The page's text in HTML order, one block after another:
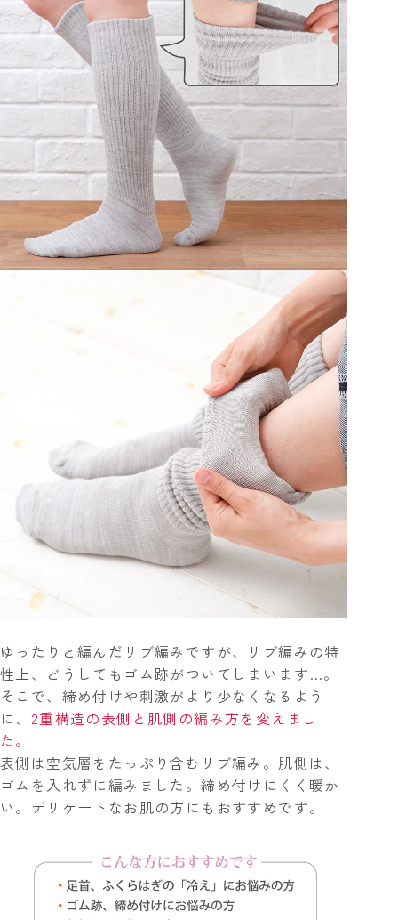
ゆったりと編んだリブ編みですが、リブ編みの特
性上、どうしてもゴム跡がついてしまいます…。
そこで、締め付けや刺激がより少なくなるよう
に、 2重構造の表側と肌側の編み方を変えまし
た。
表側は空気層をたっぷり含むリブ編み。肌側は、
ゴムを入れずに編みました。締め付けにくく暖か
い。デリケートなお肌の方にもおすすめです。